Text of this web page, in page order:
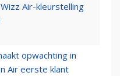
Air-kleurstelling
opwachting in
Air eerste klant